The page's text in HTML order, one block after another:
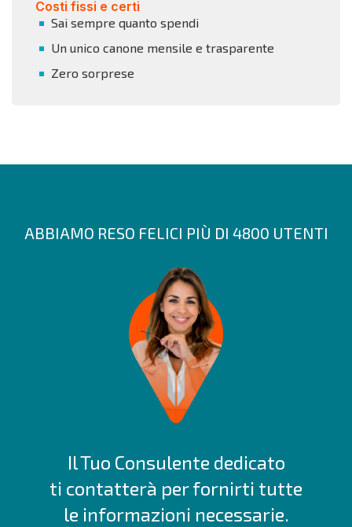
Costi fissi e certi
Sai sempre quanto spendi
Un unico canone mensile e trasparente
Zero sorprese
ABBIAMO RESO FELICI PIÙ DI 4800 UTENTI
Il Tuo Consulente dedicato
ti contatterà per fornirti tutte
le informazioni necessarie.